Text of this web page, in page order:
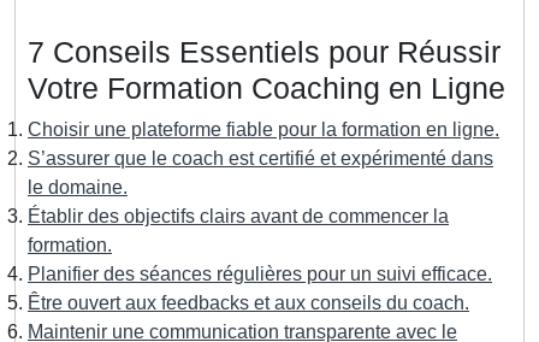
7 Conseils Essentiels pour Réussir
Votre Formation Coaching en Ligne
Choisir une plateforme fiable pour la formation en ligne.
S’assurer que le coach est certifié et expérimenté dans
le domaine.
Établir des objectifs clairs avant de commencer la
formation.
Planifier des séances régulières pour un suivi efficace.
Être ouvert aux feedbacks et aux conseils du coach.
Maintenir une communication transparente avec le